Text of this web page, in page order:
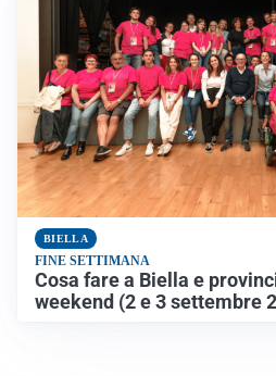
BIELLA
FINE SETTIMANA
Cosa fare a Biella e
weekend (2 e 3 settembre